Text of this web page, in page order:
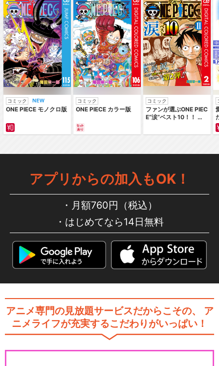
コミック
ONE PIECE モノクロ版
コミック
ONE PIECE カラー版
コミック
ファンが選ぶONE PIEC
E“涙”ベスト10！！ ～
編～ カラー版
アプリからの加入もOK！
月額760円（税込）
はじめてなら14日無料
アニメ専門の見放題サービスだからこその、
ア
ニメライフが充実するこだわりがいっぱい！